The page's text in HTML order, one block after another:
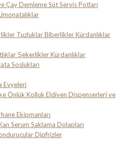
Çay Demleme Süt Servis Potları
Tuzluklar Biberlikler Kürdanlıklar
Şekerlikler Kürdanlıklar
Soslukları
Evyeleri
Önlük Kolluk Eldiven Dispenserleri ve
Ekipmanları
Serum Saklama Dolapları
Dipfrizler